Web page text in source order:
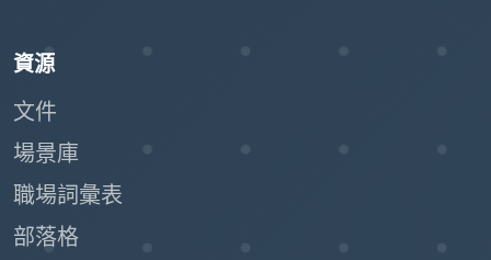
資源
文件
場景庫
職場詞彙表
部落格